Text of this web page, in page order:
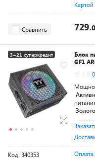
Сравнить 729.
3+21 суперкредит
Разумная цена
Блок
GF1
Код: 340353 Оплата